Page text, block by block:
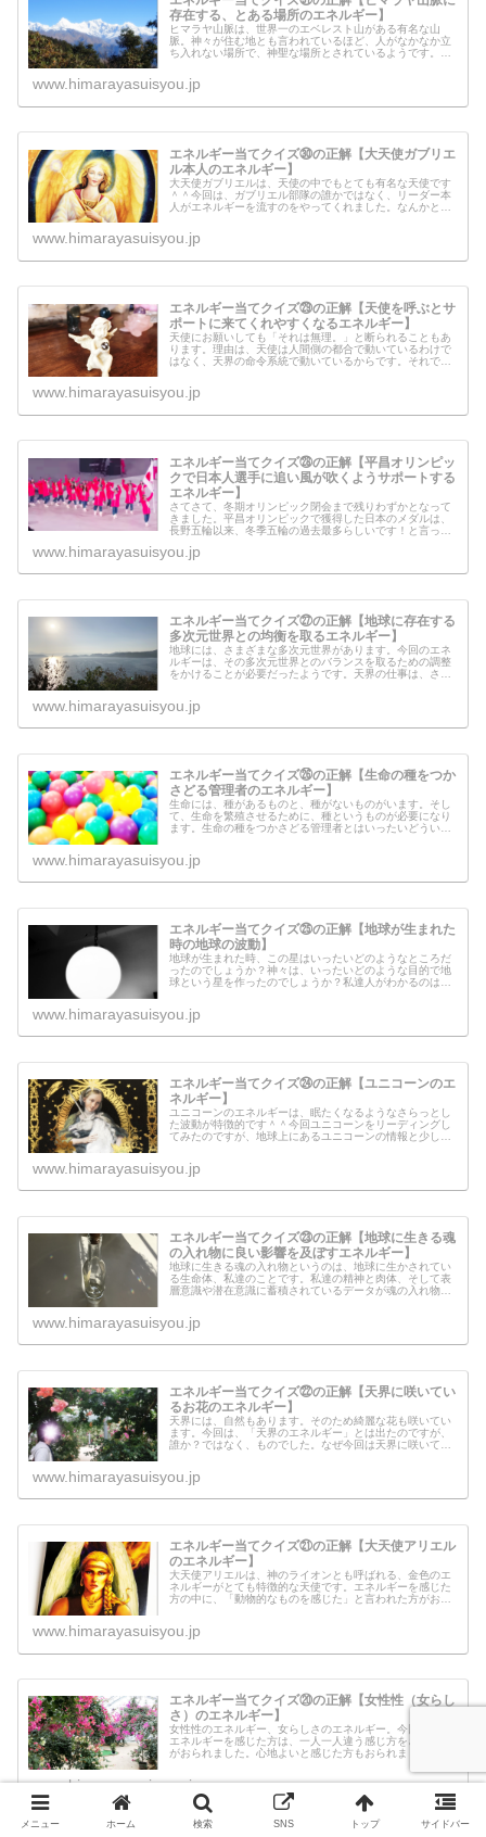
存在する、とある場所のエネルギー】
ヒマラヤ山脈は、世界一のエベレスト山がある有名な山
脈。神々が住む地とも言われているほど、人がなかなか立
ち入れない場所で、神聖な場所とされているようです。今
ーを流してみたのですが、いったいど...
www.himarayasuisyou.jp
エネルギー当てクイズ㉚の正解【大天使ガブリエ
ル本人のエネルギー】
大天使ガブリエルは、天使の中でもとても有名な天使です
＾＾今回は、ガブリエル部隊の誰かではなく、リーダー本
人がエネルギーを流すのをやってくれました。なんかとて
の下に書いてみました。「みんなに...
www.himarayasuisyou.jp
エネルギー当てクイズ㉙の正解【天使を呼ぶとサ
ポートに来てくれやすくなるエネルギー】
天使にお願いしても「それは無理。」と断られることもあ
ります。理由は、天使は人間側の都合で動いているわけで
はなく、天界の命令系統で動いているからです。それで
時なのでしょうか？天使を呼んでみた...
www.himarayasuisyou.jp
エネルギー当てクイズ㉘の正解【平昌オリンピッ
クで日本人選手に追い風が吹くようサポートする
エネルギー】
さてさて、冬期オリンピック閉会まで残りわずかとなって
きました。平昌オリンピックで獲得した日本のメダルは、
長野五輪以来、冬季五輪の過去最多らしいです！と言って
ーが云々…」というわけではなく、...
www.himarayasuisyou.jp
エネルギー当てクイズ㉗の正解【地球に存在する
多次元世界との均衡を取るエネルギー】
地球には、さまざまな多次元世界があります。今回のエネ
ルギーは、その多次元世界とのバランスを取るための調整
をかけることが必要だったようです。天界の仕事は、さま
www.himarayasuisyou.jp
エネルギー当てクイズ㉖の正解【生命の種をつか
さどる管理者のエネルギー】
生命には、種があるものと、種がないものがいます。そし
て、生命を繁殖させるために、種というものが必要になり
ます。生命の種をつかさどる管理者とはいったいどういう
www.himarayasuisyou.jp
エネルギー当てクイズ㉕の正解【地球が生まれた
時の地球の波動】
地球が生まれた時、この星はいったいどのようなところだ
ったのでしょうか？神々は、いったいどのような目的で地
球という星を作ったのでしょうか？私達人がわかるのは、
うものは、私達の表層意識では解釈...
www.himarayasuisyou.jp
エネルギー当てクイズ㉔の正解【ユニコーンのエ
ネルギー】
ユニコーンのエネルギーは、眠たくなるようなさらっとし
た波動が特徴的です＾＾今回ユニコーンをリーディングし
てみたのですが、地球上にあるユニコーンの情報と少し違
でしょうか？ユニコーンからメッセ...
www.himarayasuisyou.jp
エネルギー当てクイズ㉓の正解【地球に生きる魂
の入れ物に良い影響を及ぼすエネルギー】
地球に生きる魂の入れ物というのは、地球に生かされてい
る生命体、私達のことです。私達の精神と肉体、そして表
層意識や潜在意識に蓄積されているデータが魂の入れ物に
入れ物が自分の使命が果たせるのか...
www.himarayasuisyou.jp
エネルギー当てクイズ㉒の正解【天界に咲いてい
るお花のエネルギー】
天界には、自然もあります。そのため綺麗な花も咲いてい
ます。今回は、「天界のエネルギー」とは出たのですが、
誰か？ではなく、ものでした。なぜ今回は天界に咲いてい
がおこなっている実験の一つなのか...
www.himarayasuisyou.jp
エネルギー当てクイズ㉑の正解【大天使アリエル
のエネルギー】
大天使アリエルは、神のライオンとも呼ばれる、金色のエ
ネルギーがとても特徴的な天使です。エネルギーを感じた
方の中に、「動物的なものを感じた」と言われた方がおら
ージを受け取ったのですが、どんな...
www.himarayasuisyou.jp
エネルギー当てクイズ⑳の正解【女性性（女らし
さ）のエネルギー】
女性性のエネルギー、女らしさのエネルギー。今回のこの
エネルギーを感じた方は、一人一人違う感じ方をされた方
がおられました。心地よいと感じた方もおられましたが、
おられました。なぜ今回は、感じ方...
www.himarayasuisyou.jp
メニュー ホーム 検索 SNS トップ サイドバー